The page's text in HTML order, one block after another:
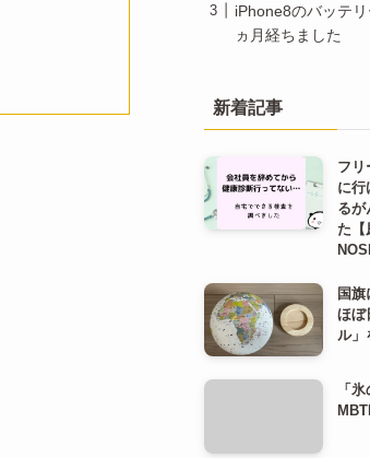
iPhone8のバッテ
ヵ月経ちました
新着記事
フリ
に行
るが
た【
国旗
ほぼ
ル」
「